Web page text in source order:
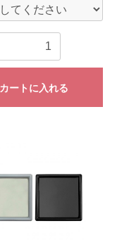
カートに入れる